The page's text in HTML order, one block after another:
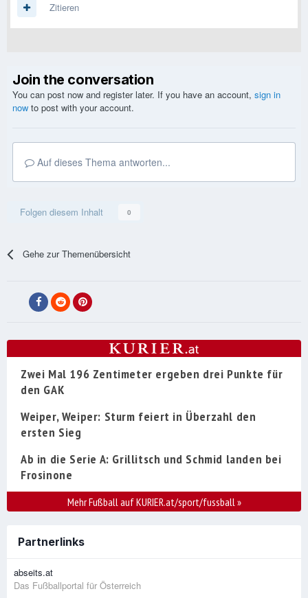
Zitieren
Join the conversation
You can post now and register later. If you have an account, sign in
now to post with your account.
Auf dieses Thema antworten...
Folgen diesem Inhalt 0
Gehe zur Themenübersicht
Zwei Mal 196 Zentimeter ergeben drei Punkte für
den GAK
Weiper, Weiper: Sturm feiert in Überzahl den
ersten Sieg
Ab in die Serie A: Grillitsch und Schmid landen bei
Frosinone
Mehr Fußball auf KURIER.at/sport/fussball»
Partnerlinks
abseits.at
Das Fußballportal für Österreich